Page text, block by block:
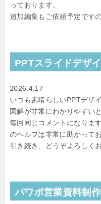
っております。
追加編集もご依頼予定です
PPTスライドデザ
2026.4.17
いつも素晴らしいPPTデザ
図解が非常にわかりやすい
毎回同じコメントになりま
のヘルプは非常に助かって
引き続き、どうぞよろしく
パワポ営業資料制